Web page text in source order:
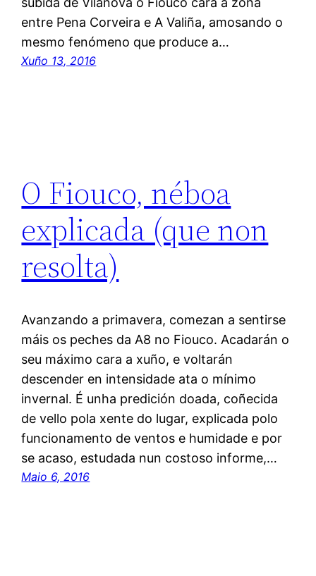
entre Pena Corveira e A Valiña, amosando o
mesmo fenómeno que produce a…
Xuño 13, 2016
O Fiouco, néboa
explicada (que non
resolta)
Avanzando a primavera, comezan a sentirse
máis os peches da A8 no Fiouco. Acadarán o
seu máximo cara a xuño, e voltarán
descender en intensidade ata o mínimo
invernal. É unha predición doada, coñecida
de vello pola xente do lugar, explicada polo
funcionamento de ventos e humidade e por
se acaso, estudada nun costoso informe,…
Maio 6, 2016